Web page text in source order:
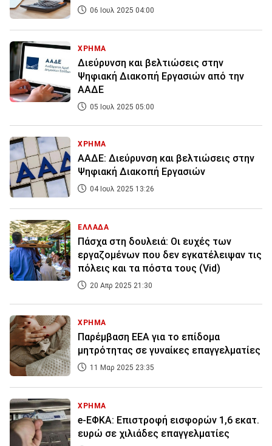
06 Ιουλ 2025 04:00
ΧΡΗΜΑ
Διεύρυνση και βελτιώσεις στην
Ψηφιακή Διακοπή Εργασιών από την
ΑΑΔΕ
05 Ιουλ 2025 05:00
ΧΡΗΜΑ
ΑΑΔΕ: Διεύρυνση και βελτιώσεις στην
Ψηφιακή Διακοπή Εργασιών
04 Ιουλ 2025 13:26
ΕΛΛΑΔΑ
Πάσχα στη δουλειά: Οι ευχές των
εργαζομένων που δεν εγκατέλειψαν τις
πόλεις και τα πόστα τους (Vid)
20 Απρ 2025 21:30
ΧΡΗΜΑ
Παρέμβαση ΕΕΑ για το επίδομα
μητρότητας σε γυναίκες επαγγελματίες
11 Μαρ 2025 23:35
ΧΡΗΜΑ
e-ΕΦΚΑ: Επιστροφή εισφορών 1,6 εκατ.
ευρώ σε χιλιάδες επαγγελματίες